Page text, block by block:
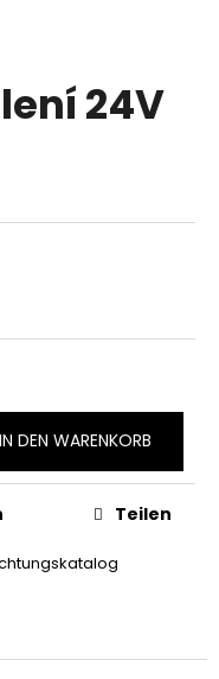
24V
IN DEN WARENKORB
Teilen